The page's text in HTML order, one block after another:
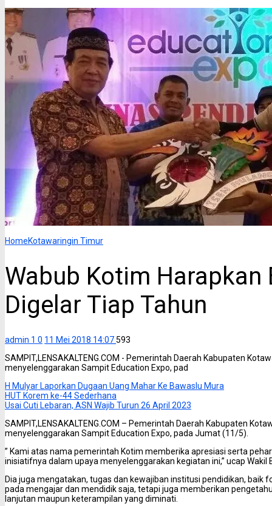
HomeKotawaringin Timur
Wabub Kotim Harapkan
Digelar Tiap Tahun
admin 1 0 11 Mei 2018 14:07593
SAMPIT,LENSAKALTENG.COM - Pemerintah Daerah Kabupaten
menyelenggarakan Sampit Education Expo, pad
H Mulyar Laporkan Dugaan Uang Mahar Ke Bawaslu Mura
HUT Korem ke-44 Sederhana
Usai Cuti Lebaran, ASN Wajib Turun 26 April 2023
SAMPIT,LENSAKALTENG.COM – Pemerintah Daerah Kabupaten
menyelenggarakan Sampit Education Expo, pada Jumat (11/5).
” Kami atas nama pemerintah Kotim memberika apresiasi serta
inisiatifnya dalam upaya menyelenggarakan kegiatan ini,” ucap Wakil
Dia juga mengatakan, tugas dan kewajiban institusi pendidikan, baik
pada mengajar dan mendidik saja, tetapi juga memberikan
lanjutan maupun keterampilan yang diminati.